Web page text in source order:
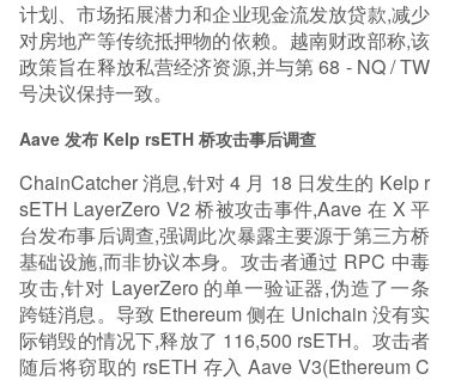
计划、市场拓展潜力和企业现金流发放贷款,减少
对房地产等传统抵押物的依赖。越南财政部称,该
政策旨在释放私营经济资源,并与第 68 - NQ / TW
号决议保持一致。
Aave 发布 Kelp rsETH 桥攻击事后调查
ChainCatcher 消息,针对 4 月 18 日发生的 Kelp r
sETH LayerZero V2 桥被攻击事件,Aave 在 X 平
台发布事后调查,强调此次暴露主要源于第三方桥
基础设施,而非协议本身。攻击者通过 RPC 中毒
攻击,针对 LayerZero 的单一验证器,伪造了一条
跨链消息。导致 Ethereum 侧在 Unichain 没有实
际销毁的情况下,释放了 116,500 rsETH。攻击者
随后将窃取的 rsETH 存入 Aave V3(Ethereum C